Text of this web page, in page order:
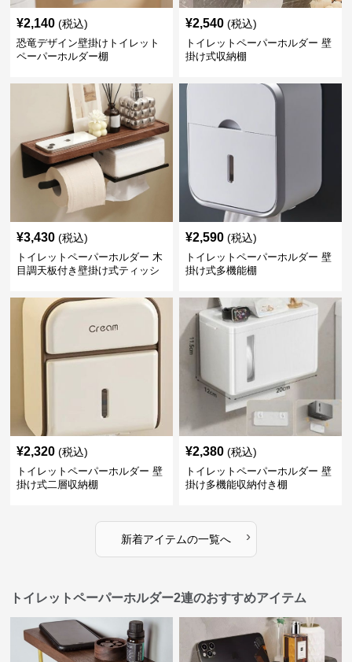
¥2,140 (税込)
恐竜デザイン壁掛けトイレット
ペーパーホルダー棚
¥2,540 (税込)
トイレットペーパーホルダー 壁
掛け式収納棚
¥3,430 (税込)
トイレットペーパーホルダー 木
目調天板付き壁掛け式ティッシ
¥2,590 (税込)
トイレットペーパーホルダー 壁
掛け式多機能棚
¥2,320 (税込)
トイレットペーパーホルダー 壁
掛け式二層収納棚
¥2,380 (税込)
トイレットペーパーホルダー 壁
掛け多機能収納付き棚
新着アイテムの一覧へ ›
トイレットペーパーホルダー2連のおすすめアイテム